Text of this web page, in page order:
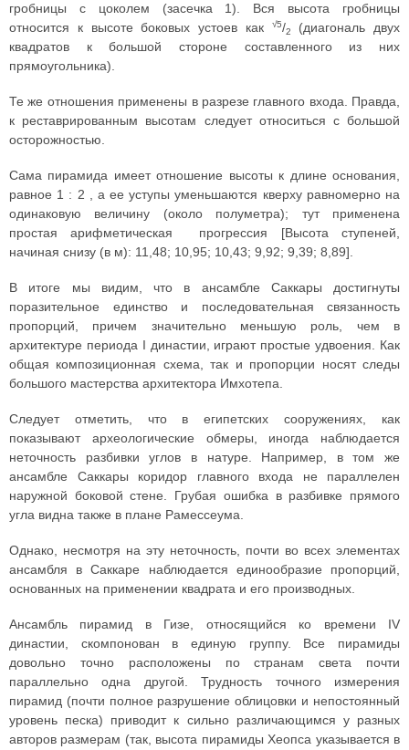
гробницы с цоколем (засечка 1). Вся высота гробницы
относится к высоте боковых устоев как
√5/2
(диагональ двух
квадратов к большой стороне составленного из них
прямоугольника).
Те же отношения применены в разрезе главного входа. Правда,
к реставрированным высотам следует относиться с большой
осторожностью.
Сама пирамида имеет отношение высоты к длине основания,
равное 1 : 2 , а ее уступы уменьшаются кверху равномерно на
одинаковую величину (около полуметра); тут применена
простая арифметическая прогрессия [Высота ступеней,
начиная снизу (в м): 11,48; 10,95; 10,43; 9,92; 9,39; 8,89].
В итоге мы видим, что в ансамбле Саккары достигнуты
поразительное единство и последовательная связанность
пропорций, причем значительно меньшую роль, чем в
архитектуре периода I династии, играют простые удвоения. Как
общая композиционная схема, так и пропорции носят следы
большого мастерства архитектора Имхотепа.
Следует отметить, что в египетских сооружениях, как
показывают археологические обмеры, иногда наблюдается
неточность разбивки углов в натуре. Например, в том же
ансамбле Саккары коридор главного входа не параллелен
наружной боковой стене. Грубая ошибка в разбивке прямого
угла видна также в плане Рамессеума.
Однако, несмотря на эту неточность, почти во всех элементах
ансамбля в Саккаре наблюдается единообразие пропорций,
основанных на применении квадрата и его производных.
Ансамбль пирамид в Гизе, относящийся ко времени IV
династии, скомпонован в единую группу. Все пирамиды
довольно точно расположены по странам света почти
параллельно одна другой. Трудность точного измерения
пирамид (почти полное разрушение облицовки и непостоянный
уровень песка) приводит к сильно различающимся у разных
авторов размерам (так, высота пирамиды Хеопса указывается в